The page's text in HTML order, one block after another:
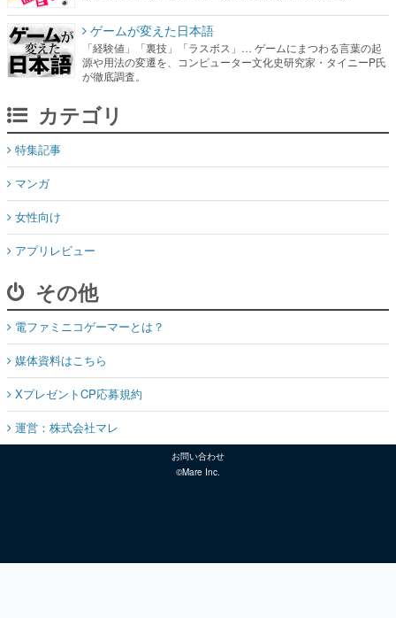
ゲームが変えた日本語
「経験値」「裏技」「ラスボス」… ゲームにまつわる言葉の起
源や用法の変遷を、コンピューター文化史研究家・タイニーP氏
が徹底調査。
カテゴリ
特集記事
マンガ
女性向け
アプリレビュー
その他
電ファミニコゲーマーとは？
媒体資料はこちら
XプレゼントCP応募規約
運営：株式会社マレ
お問い合わせ
©Mare Inc.